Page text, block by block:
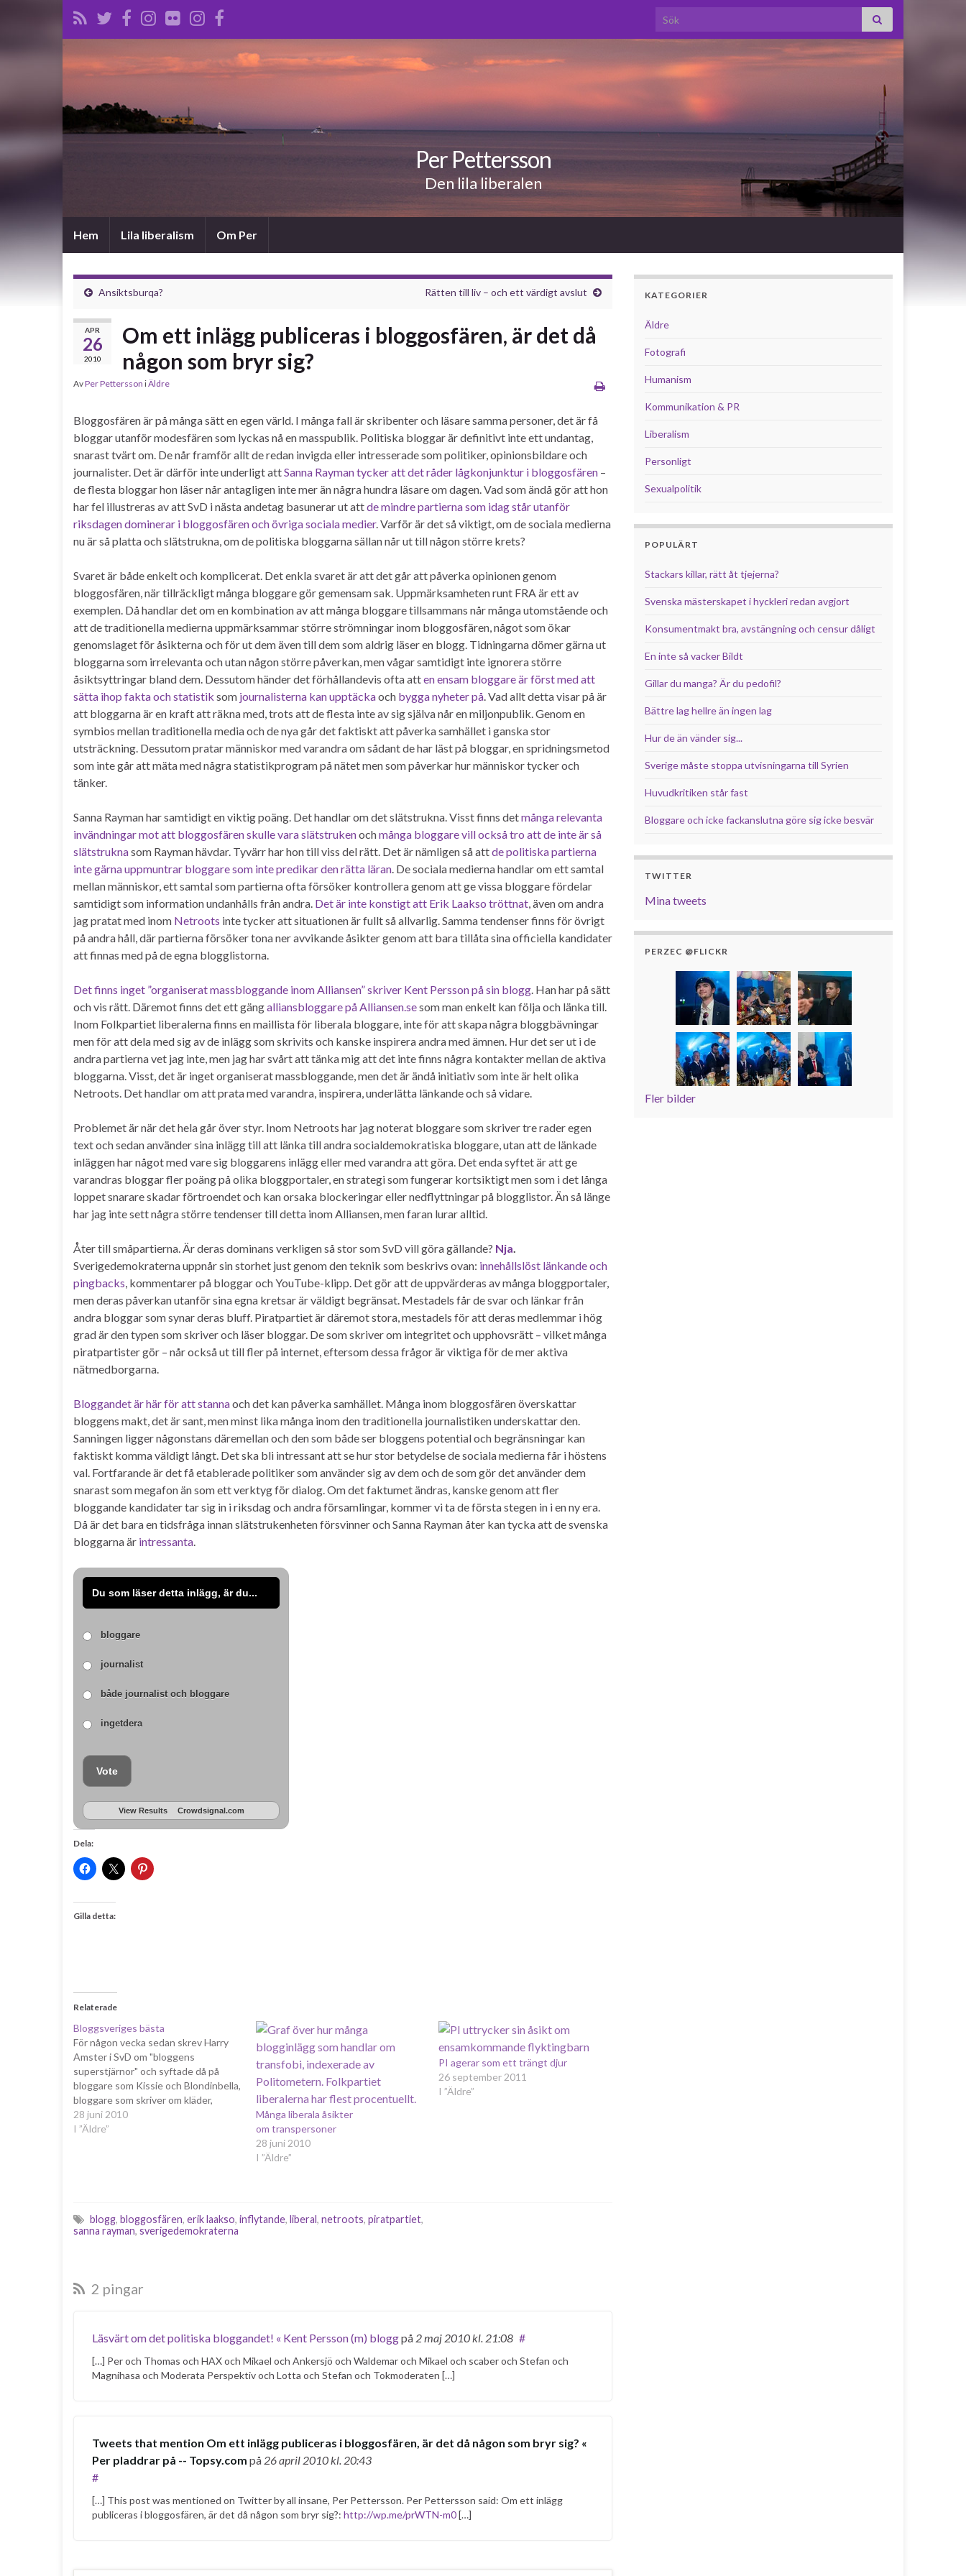
Search for:
Per Pettersson
Den lila liberalen
Hem Lila liberalism Om Per
Ansiktsburqa? Rätten till liv – och ett värdigt avslut
APR
26
2010
Om ett inlägg publiceras i bloggosfären, är det då
någon som bryr sig?
AvPer Pettersson iÄldre
Bloggosfären är på många sätt en egen värld. I många fall är skribenter och läsare samma personer, det är få
bloggar utanför modesfären som lyckas nå en masspublik. Politiska bloggar är definitivt inte ett undantag,
snarast tvärt om. De når framför allt de redan invigda eller intresserade som politiker, opinionsbildare och
journalister. Det är därför inte underligt attSanna Rayman tycker att det råder lågkonjunktur i bloggosfären –
de flesta bloggar hon läser når antagligen inte mer än några hundra läsare om dagen. Vad som ändå gör att hon
har fel illustreras av att SvD i nästa andetag basunerar ut attde mindre partierna som idag står utanför
riksdagen dominerar i bloggosfären och övriga sociala medier. Varför är det så viktigt, om de sociala medierna
nu är så platta och slätstrukna, om de politiska bloggarna sällan når ut till någon större krets?
Svaret är både enkelt och komplicerat. Det enkla svaret är att det går att påverka opinionen genom
bloggosfären, när tillräckligt många bloggare gör gemensam sak. Uppmärksamheten runt FRA är ett av
exemplen. Då handlar det om en kombination av att många bloggare tillsammans når många utomstående och
att de traditionella medierna uppmärksammar större strömningar inom bloggosfären, något som ökar
genomslaget för åsikterna och för ut dem även till dem som aldrig läser en blogg. Tidningarna dömer gärna ut
bloggarna som irrelevanta och utan någon större påverkan, men vågar samtidigt inte ignorera större
åsiktsyttringar bland dem. Dessutom händer det förhållandevis ofta atten ensam bloggare är först med att
sätta ihop fakta och statistik som journalisterna kan upptäckaoch bygga nyheter på. Vad allt detta visar på är
att bloggarna är en kraft att räkna med, trots att de flesta inte av sig själva når en miljonpublik. Genom en
symbios mellan traditionella media och de nya går det faktiskt att påverka samhället i ganska stor
utsträckning. Dessutom pratar människor med varandra om sådant de har läst på bloggar, en spridningsmetod
som inte går att mäta med några statistikprogram på nätet men som påverkar hur människor tycker och
tänker.
Sanna Rayman har samtidigt en viktig poäng. Det handlar om det slätstrukna. Visst finns detmånga relevanta
invändningar mot att bloggosfären skulle vara slätstrukenochmånga bloggare vill också tro att de inte är så
slätstruknasom Rayman hävdar. Tyvärr har hon till viss del rätt. Det är nämligen så attde politiska partierna
inte gärna uppmuntrar bloggare som inte predikar den rätta läran. De sociala medierna handlar om ett samtal
mellan människor, ett samtal som partierna ofta försöker kontrollera genom att ge vissa bloggare fördelar
samtidigt som information undanhålls från andra. Det är inte konstigt att Erik Laakso tröttnat, även om andra
jag pratat med inom Netroots inte tycker att situationen är fullt så allvarlig. Samma tendenser finns för övrigt
på andra håll, där partierna försöker tona ner avvikande åsikter genom att bara tillåta sina officiella kandidater
att finnas med på de egna blogglistorna.
Det finns inget ”organiserat massbloggande inom Alliansen” skriver Kent Persson på sin blogg. Han har på sätt
och vis rätt. Däremot finns det ett gängalliansbloggare på Alliansen.sesom man enkelt kan följa och länka till.
Inom Folkpartiet liberalerna finns en maillista för liberala bloggare, inte för att skapa några bloggbävningar
men för att dela med sig av de inlägg som skrivits och kanske inspirera andra med ämnen. Hur det ser ut i de
andra partierna vet jag inte, men jag har svårt att tänka mig att det inte finns några kontakter mellan de aktiva
bloggarna. Visst, det är inget organiserat massbloggande, men det är ändå initiativ som inte är helt olika
Netroots. Det handlar om att prata med varandra, inspirera, underlätta länkande och så vidare.
Problemet är när det hela går över styr. Inom Netroots har jag noterat bloggare som skriver tre rader egen
text och sedan använder sina inlägg till att länka till andra socialdemokratiska bloggare, utan att de länkade
inläggen har något med vare sig bloggarens inlägg eller med varandra att göra. Det enda syftet är att ge
varandras bloggar fler poäng på olika bloggportaler, en strategi som fungerar kortsiktigt men som i det långa
loppet snarare skadar förtroendet och kan orsaka blockeringar eller nedflyttningar på blogglistor. Än så länge
har jag inte sett några större tendenser till detta inom Alliansen, men faran lurar alltid.
Åter till småpartierna. Är deras dominans verkligen så stor som SvD vill göra gällande? Nja.
Sverigedemokraterna uppnår sin storhet just genom den teknik som beskrivs ovan: innehållslöst länkande och
pingbacks, kommentarer på bloggar och YouTube-klipp. Det gör att de uppvärderas av många bloggportaler,
men deras påverkan utanför sina egna kretsar är väldigt begränsat. Mestadels får de svar och länkar från
andra bloggar som synar deras bluff. Piratpartiet är däremot stora, mestadels för att deras medlemmar i hög
grad är den typen som skriver och läser bloggar. De som skriver om integritet och upphovsrätt – vilket många
piratpartister gör – når också ut till fler på internet, eftersom dessa frågor är viktiga för de mer aktiva
nätmedborgarna.
Bloggandet är här för att stannaoch det kan påverka samhället. Många inom bloggosfären överskattar
bloggens makt, det är sant, men minst lika många inom den traditionella journalistiken underskattar den.
Sanningen ligger någonstans däremellan och den som både ser bloggens potential och begränsningar kan
faktiskt komma väldigt långt. Det ska bli intressant att se hur stor betydelse de sociala medierna får i höstens
val. Fortfarande är det få etablerade politiker som använder sig av dem och de som gör det använder dem
snarast som megafon än som ett verktyg för dialog. Om det faktumet ändras, kanske genom att fler
bloggande kandidater tar sig in i riksdag och andra församlingar, kommer vi ta de första stegen in i en ny era.
Då är det bara en tidsfråga innan slätstrukenheten försvinner och Sanna Rayman åter kan tycka att de svenska
bloggarna är intressanta.
Du som läser detta inlägg, är du...
bloggare
journalist
både journalist och bloggare
ingetdera
Vote
View Results Crowdsignal.com
Dela:
Gilla detta:
Relaterade
Bloggsveriges bästa
För någon vecka sedan skrev Harry
Amster i SvD om "bloggens
superstjärnor" och syftade då på
bloggare som Kissie och Blondinbella,
bloggare som skriver om kläder,
smink, skvaller och annat. Samma
saker som skvallertidningarna, med
28 juni 2010
I ”Äldre”
Många liberala åsikter
om transpersoner
28 juni 2010
I ”Äldre”
PI agerar som ett trängt djur
26 september 2011
I ”Äldre”
blogg, bloggosfären, erik laakso, inflytande, liberal, netroots, piratpartiet,
sanna rayman, sverigedemokraterna
2 pingar
Läsvärt om det politiska bloggandet! « Kent Persson (m) bloggpå 2 maj 2010kl. 21:08 #
[…] Per och Thomas och HAX och Mikael och Ankersjö och Waldemar och Mikael och scaber och Stefan och
Magnihasa och Moderata Perspektiv och Lotta och Stefan och Tokmoderaten […]
Tweets that mention Om ett inlägg publiceras i bloggosfären, är det då någon som bryr sig? «
Per pladdrar på -- Topsy.com på 26 april 2010kl. 20:43
#
[…] This post was mentioned on Twitter by all insane, Per Pettersson. Per Pettersson said: Om ett inlägg
publiceras i bloggosfären, är det då någon som bryr sig?: http://wp.me/prWTN-m0[…]
KATEGORIER
Äldre
Fotografi
Humanism
Kommunikation & PR
Liberalism
Personligt
Sexualpolitik
POPULÄRT
Stackars killar, rätt åt tjejerna?
Svenska mästerskapet i hyckleri redan avgjort
Konsumentmakt bra, avstängning och censur dåligt
En inte så vacker Bildt
Gillar du manga? Är du pedofil?
Bättre lag hellre än ingen lag
Hur de än vänder sig...
Sverige måste stoppa utvisningarna till Syrien
Huvudkritiken står fast
Bloggare och icke fackanslutna göre sig icke besvär
TWITTER
Mina tweets
PERZEC @FLICKR
Fler bilder